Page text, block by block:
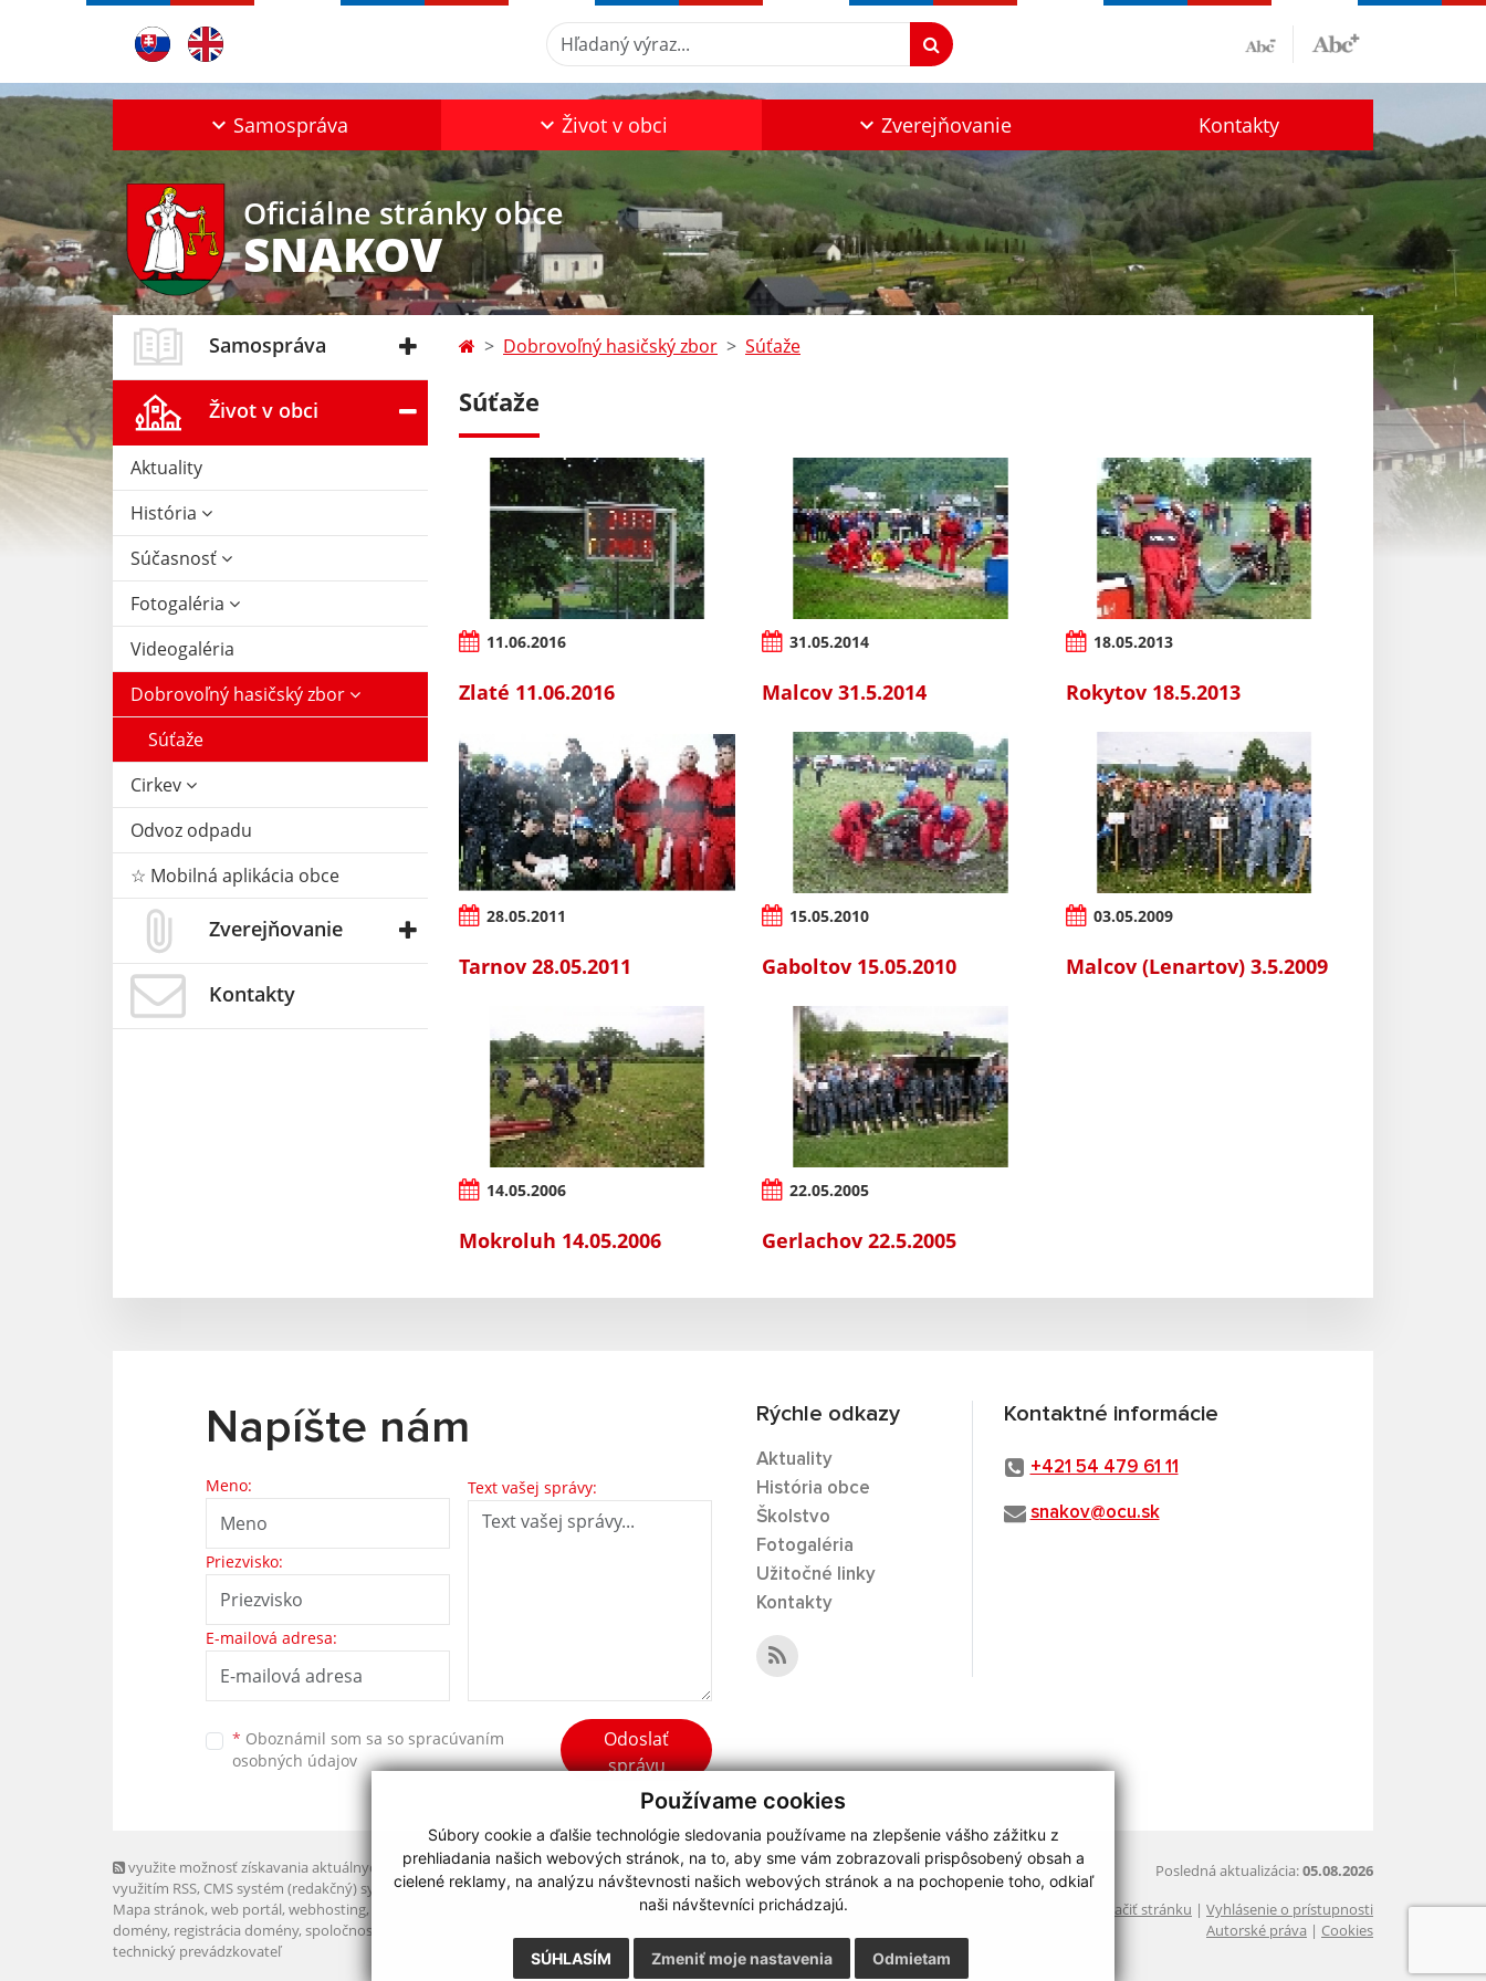
Používame cookies
Súbory cookie a ďalšie technológie sledovania používame na zlepšenie vášho zážitku z
prehliadania našich webových stránok, na to, aby sme vám zobrazovali prispôsobený obsah a
cielené reklamy, na analýzu návštevnosti našich webových stránok a na pochopenie toho, odkiaľ
naši návštevníci prichádzajú.
SÚHLASÍM Odmietam
Zmeniť moje nastavenia
Hľadaný výraz...
Samospráva Život v obci Zverejňovanie Kontakty
Oficiálne stránky obce
SNAKOV
Samospráva
Život v obci
Aktuality
História
Súčasnosť
Fotogaléria
Videogaléria
Dobrovoľný hasičský zbor
Súťaže
Cirkev
Odvoz odpadu
☆ Mobilná aplikácia obce
Zverejňovanie
Kontakty
Dobrovoľný hasičský zbor Súťaže
Súťaže
11.06.2016
Zlaté 11.06.2016
31.05.2014
Malcov 31.5.2014
18.05.2013
Rokytov 18.5.2013
28.05.2011
Tarnov 28.05.2011
15.05.2010
Gaboltov 15.05.2010
03.05.2009
Malcov (Lenartov) 3.5.2009
14.05.2006
Mokroluh 14.05.2006
22.05.2005
Gerlachov 22.5.2005
Napíšte nám
Meno:
Priezvisko:
E-mailová adresa:
Text vašej správy:
* Oboznámil som sa so spracúvaním
osobných údajov
Odoslať
správu
Rýchle odkazy
Aktuality
História obce
Školstvo
Fotogaléria
Užitočné linky
Kontakty
Kontaktné informácie
+421 54 479 61 11
snakov@ocu.sk
využite možnosť získavania aktuálnych informácií s
využitím RSS, CMS systém (redakčný) systém ECHELON 2,
Mapa stránok, web portál, webhosting,
domény, registrácia domény, spoločnosť webex.digital, s.r.o.
technický prevádzkovateľ
Posledná aktualizácia:05.08.2026
Vytlačiť stránku | Vyhlásenie o prístupnosti
Autorské práva | Cookies
webdesign|